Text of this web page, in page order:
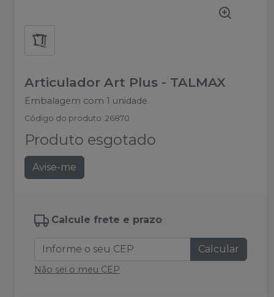
Articulador Art Plus - TALMAX
Embalagem com 1 unidade.
Código do produto: 26870
Produto esgotado
Avise-me
Calcule frete e prazo
Calcular
Não sei o meu CEP